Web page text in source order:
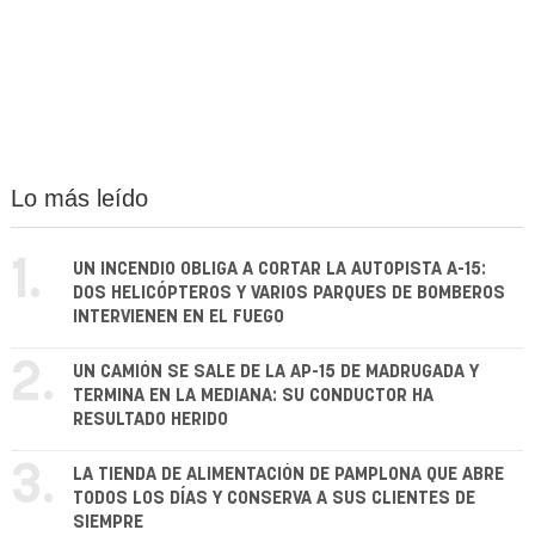
Lo más leído
1.
UN INCENDIO OBLIGA A CORTAR LA AUTOPISTA A-15:
DOS HELICÓPTEROS Y VARIOS PARQUES DE BOMBEROS
INTERVIENEN EN EL FUEGO
2.
UN CAMIÓN SE SALE DE LA AP-15 DE MADRUGADA Y
TERMINA EN LA MEDIANA: SU CONDUCTOR HA
RESULTADO HERIDO
3.
LA TIENDA DE ALIMENTACIÓN DE PAMPLONA QUE ABRE
TODOS LOS DÍAS Y CONSERVA A SUS CLIENTES DE
SIEMPRE